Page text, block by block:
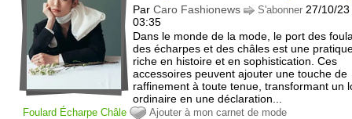
ParCaro Fashionews S'abonner 27/10/23
03:35
Dans le monde de la mode, le port des
des écharpes et des châles est une
riche en histoire et en sophistication. Ces
accessoires peuvent ajouter une touche de
raffinement à toute tenue, transformant un
ordinaire en une déclaration...
Foulard Écharpe Châle Ajouter à mon carnet de mode